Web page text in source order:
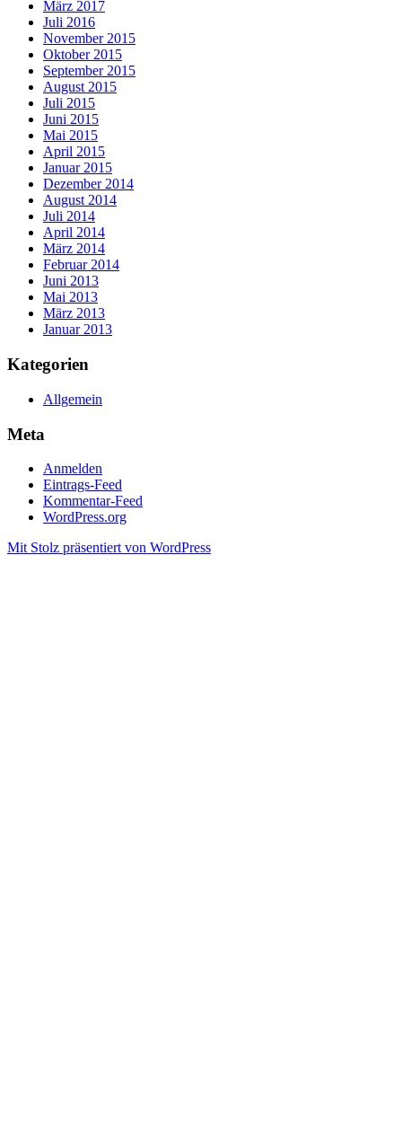
März 2017
Juli 2016
November 2015
Oktober 2015
September 2015
August 2015
Juli 2015
Juni 2015
Mai 2015
April 2015
Januar 2015
Dezember 2014
August 2014
Juli 2014
April 2014
März 2014
Februar 2014
Juni 2013
Mai 2013
März 2013
Januar 2013
Kategorien
Allgemein
Meta
Anmelden
Eintrags-Feed
Kommentar-Feed
WordPress.org
Mit Stolz präsentiert von WordPress